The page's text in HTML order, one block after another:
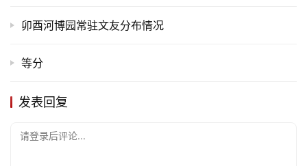
卯酉河博园常驻文友分布情况
等分
发表回复
请登录后评论...